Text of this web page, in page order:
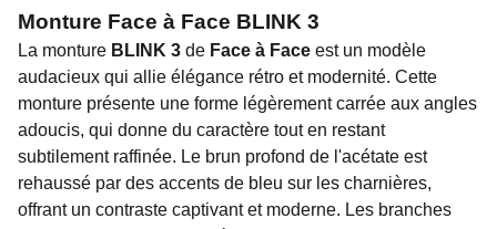
Monture Face à Face BLINK 3
La monture BLINK 3 de Face à Face est un modèle
audacieux qui allie élégance rétro et modernité. Cette
monture présente une forme légèrement carrée aux angles
adoucis, qui donne du caractère tout en restant
subtilement raffinée. Le brun profond de l'acétate est
rehaussé par des accents de bleu sur les charnières,
offrant un contraste captivant et moderne. Les branches